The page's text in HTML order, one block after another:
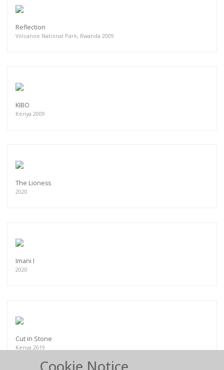
Reflection
Volcanoe National Park, Rwanda 2009
KIBO
Kenya 2009
The Lioness
2020
Imani I
2020
Cut in Stone
Kenya 2019
Cookie Notice